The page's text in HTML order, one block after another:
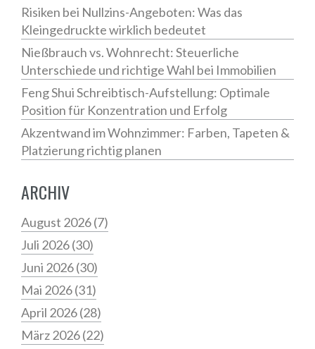
Risiken bei Nullzins-Angeboten: Was das
Kleingedruckte wirklich bedeutet
Nießbrauch vs. Wohnrecht: Steuerliche
Unterschiede und richtige Wahl bei Immobilien
Feng Shui Schreibtisch-Aufstellung: Optimale
Position für Konzentration und Erfolg
Akzentwand im Wohnzimmer: Farben, Tapeten &
Platzierung richtig planen
ARCHIV
August 2026(7)
Juli 2026(30)
Juni 2026(30)
Mai 2026(31)
April 2026(28)
März 2026(22)